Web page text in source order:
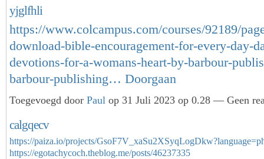
yjglfhli
https://www.colcampus.com/courses/92189/
download-bible-encouragement-for-every-day-
devotions-for-a-womans-heart-by-barbour-
barbour-publishing… Doorgaan
Toegevoegd door Paul op 31 Juli 2023 op 0.28 — Geen
calgqecv
https://paiza.io/projects/
https://egotachycoch.theblog.me/posts/46237335